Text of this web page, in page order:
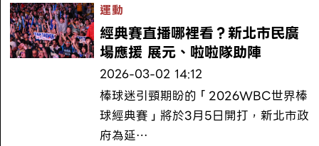
運動
經典賽直播哪裡看？新北市民廣
場應援 展元、啦啦隊助陣
2026-03-02 14:12
棒球迷引頸期盼的「2026WBC世界棒
球經典賽」將於3月5日開打，新北市政
府為延…